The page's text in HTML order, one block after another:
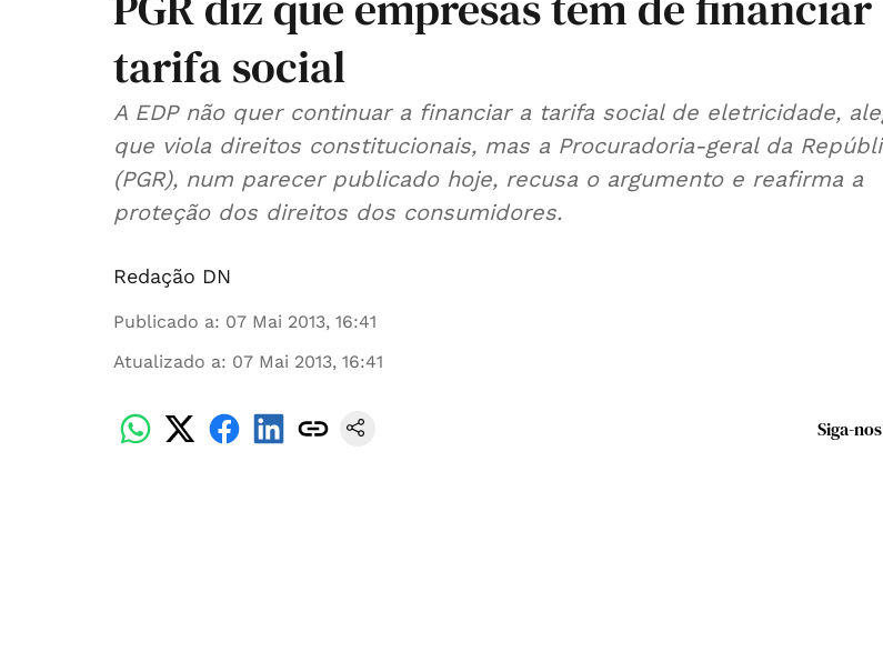
tarifa social
A EDP não quer continuar a financiar a tarifa social de eletricidade, alegando
que viola direitos constitucionais, mas a Procuradoria-geral da República
(PGR), num parecer publicado hoje, recusa o argumento e reafirma a
proteção dos direitos dos consumidores.
Redação DN
Publicado a: 07 Mai 2013, 16:41
Atualizado a: 07 Mai 2013, 16:41
Siga-nos